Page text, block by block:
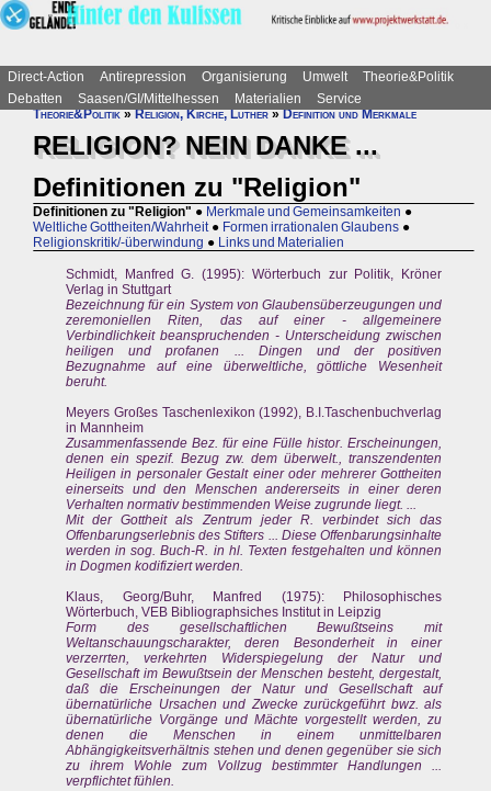
Direct-Action Antirepression Organisierung Umwelt
Theorie&Politik
Debatten
Saasen/GI/Mittelhessen Materialien
Service
Theorie&Politik»Religion, Kirche, Luther»Definition und Merkmale
RELIGION? NEIN DANKE ...
Definitionen zu "Religion"
Definitionen zu "Religion" ● Merkmale und Gemeinsamkeiten ●
Weltliche Gottheiten/Wahrheit ● Formen irrationalen Glaubens ●
Religionskritik/-überwindung ● Links und Materialien
Schmidt, Manfred G. (1995): Wörterbuch zur Politik, Kröner
Verlag in Stuttgart
Bezeichnung für ein System von Glaubensüberzeugungen und
zeremoniellen Riten, das auf einer - allgemeinere
Verbindlichkeit beanspruchenden - Unterscheidung zwischen
heiligen und profanen ... Dingen und der positiven
Bezugnahme auf eine überweltliche, göttliche Wesenheit
beruht.
Meyers Großes Taschenlexikon (1992), B.I.Taschenbuchverlag
in Mannheim
Zusammenfassende Bez. für eine Fülle histor. Erscheinungen,
denen ein spezif. Bezug zw. dem überwelt., transzendenten
Heiligen in personaler Gestalt einer oder mehrerer Gottheiten
einerseits und den Menschen andererseits in einer deren
Verhalten normativ bestimmenden Weise zugrunde liegt. ...
Mit der Gottheit als Zentrum jeder R. verbindet sich das
Offenbarungserlebnis des Stifters ... Diese Offenbarungsinhalte
werden in sog. Buch-R. in hl. Texten festgehalten und können
in Dogmen kodifiziert werden.
Klaus, Georg/Buhr, Manfred (1975): Philosophisches
Wörterbuch, VEB Bibliographsiches Institut in Leipzig
Form des gesellschaftlichen Bewußtseins mit
Weltanschauungscharakter, deren Besonderheit in einer
verzerrten, verkehrten Widerspiegelung der Natur und
Gesellschaft im Bewußtsein der Menschen besteht, dergestalt,
daß die Erscheinungen der Natur und Gesellschaft auf
übernatürliche Ursachen und Zwecke zurückgeführt bwz. als
übernatürliche Vorgänge und Mächte vorgestellt werden, zu
denen die Menschen in einem unmittelbaren
Abhängigkeitsverhältnis stehen und denen gegenüber sie sich
zu ihrem Wohle zum Vollzug bestimmter Handlungen ...
verpflichtet fühlen.